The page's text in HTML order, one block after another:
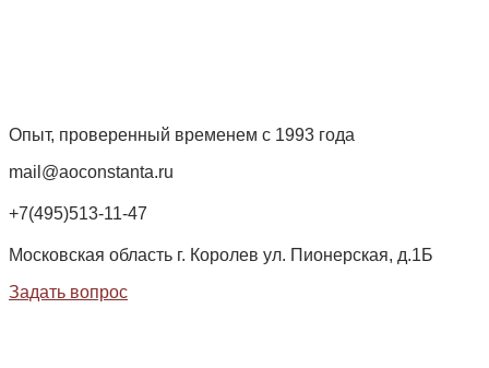
Опыт, проверенный временем с 1993 года
mail@aoconstanta.ru
+7(495)513-11-47
Московская область г. Королев ул. Пионерская, д.1Б
Задать вопрос